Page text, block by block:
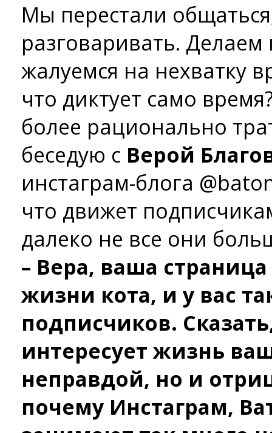
Мы перестали
разговаривать.
жалуемся на нехватку
что диктует само
более рационально
беседую с Верой
инстаграм-блога
что движет
далеко не все они
– Вера, ваша
жизни кота, и у вас
подписчиков.
интересует жизнь
неправдой, но и
почему Инстаграм,